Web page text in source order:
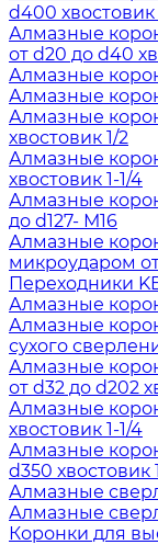
d400 хвостовик
Алмазные
от d20 до d40
Алмазные
Алмазные
Алмазные
хвостовик 1/2
Алмазные
хвостовик 1-1/4
Алмазные
до d127- М16
Алмазные
микроударом
Переходники
Алмазные
Алмазные
сухого
Алмазные
от d32 до d202
Алмазные
хвостовик 1-1/4
Алмазные
d350 хвостовик
Алмазные
Алмазные
Коронки для